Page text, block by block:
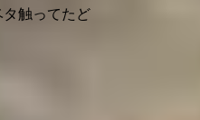
触ってたど